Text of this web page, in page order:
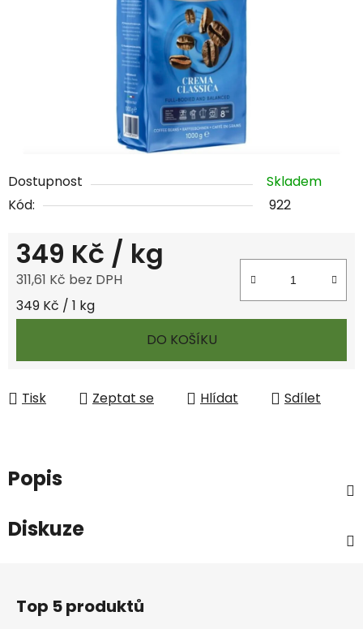
Dostupnost
Skladem
Kód:
922
349 Kč / kg
311,61 Kč bez DPH
Měrná cena:
349 Kč / 1 kg
DO KOŠÍKU
Tisk Zeptat se Hlídat Sdílet
Popis
Diskuze
Top 5 produktů